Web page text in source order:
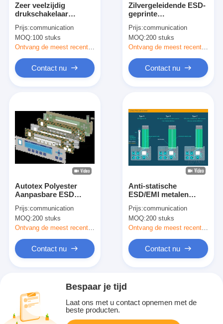
Zeer veelzijdig
drukschakelaar
chemische weerstand
met waterdichte
achterklep
Prijs:communication
MOQ:100 stuks
Ontvang de meest recente Prijs
Contact nu
Zilvergeleidende ESD-
geprinte
met Poly Dome Tact-
knop
Prijs:communication
MOQ:200 stuks
Contact nu
Autotex Polyester
Aanpasbare ESD
Keypads Met ITO Film
Design
Prijs:communication
MOQ:200 stuks
Ontvang de meest recente Prijs
Contact nu
Anti-statische
ESD/EMI metalen
schakelaar met Craft
technologie
Prijs:communication
MOQ:200 stuks
Ontvang de meest recente Prijs
Contact nu
Bespaar je tijd
Laat ons met u contact opnemen met de
beste producten.